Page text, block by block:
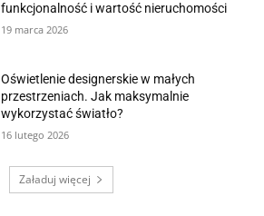
funkcjonalność i wartość nieruchomości
19 marca 2026
Oświetlenie designerskie w małych
przestrzeniach. Jak maksymalnie
wykorzystać światło?
16 lutego 2026
Załaduj więcej